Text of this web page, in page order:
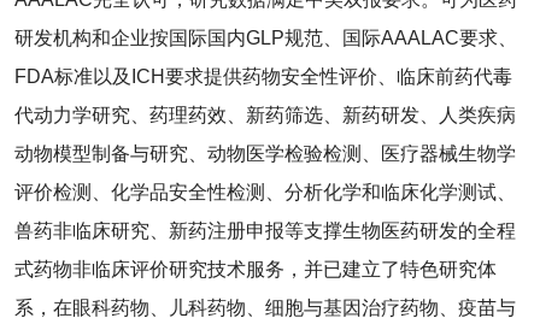
研发机构和企业按国际国内GLP规范、国际AAALAC要求、
FDA标准以及ICH要求提供药物安全性评价、临床前药代毒
代动力学研究、药理药效、新药筛选、新药研发、人类疾病
动物模型制备与研究、动物医学检验检测、医疗器械生物学
评价检测、化学品安全性检测、分析化学和临床化学测试、
兽药⾮临床研究、新药注册申报等支撑生物医药研发的全程
式药物非临床评价研究技术服务，并已建立了特色研究体
系，在眼科药物、儿科药物、细胞与基因治疗药物、疫苗与